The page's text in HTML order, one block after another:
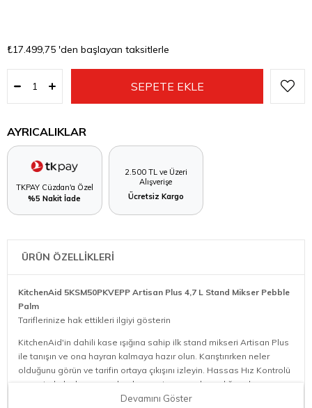
₺17.499,75 'den başlayan taksitlerle
AYRICALIKLAR
TKPAY Cüzdan'a Özel
%5 Nakit İade
2.500 TL ve Üzeri
Alışverişe
Ücretsiz Kargo
ÜRÜN ÖZELLİKLERİ
KitchenAid 5KSM50PKVEPP Artisan Plus 4,7 L Stand Mikser Pebble
Palm
Tariflerinize hak ettikleri ilgiyi gösterin
KitchenAid'in dahili kase ışığına sahip ilk stand mikseri Artisan Plus
ile tanışın ve ona hayran kalmaya hazır olun. Karıştırırken neler
olduğunu görün ve tarifin ortaya çıkışını izleyin. Hassas Hız Kontrolü
sayesinde hızlar arasında akıcı geçiş yaparak aradığınız kıvamı
Devamını Göster